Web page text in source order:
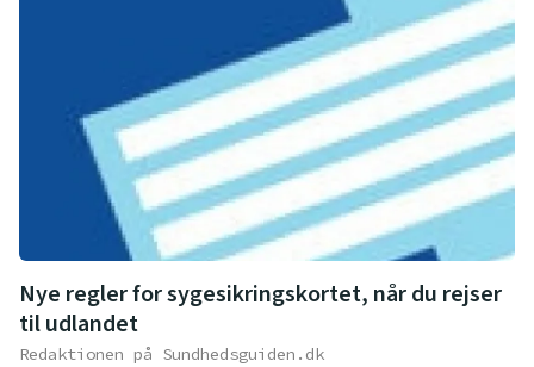
Nye regler for sygesikringskortet, når du rejser
til udlandet
Redaktionen på Sundhedsguiden.dk